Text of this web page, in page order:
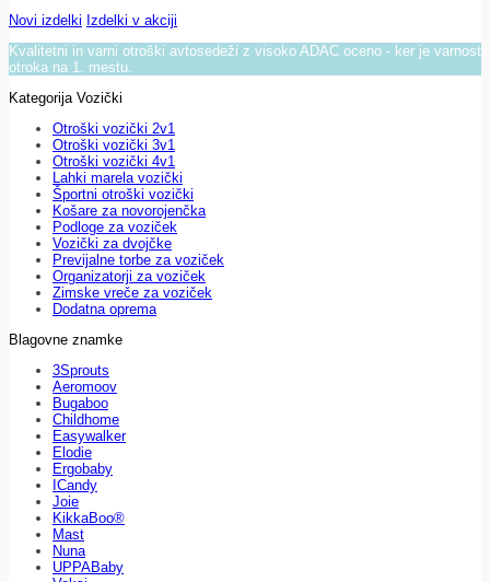
Novi izdelki Izdelki v akciji
Kvalitetni in varni otroški avtosedeži z visoko ADAC oceno - ker je varnost
otroka na 1. mestu.
Kategorija Vozički
Otroški vozički 2v1
Otroški vozički 3v1
Otroški vozički 4v1
Lahki marela vozički
Športni otroški vozički
Košare za novorojenčka
Podloge za voziček
Vozički za dvojčke
Previjalne torbe za voziček
Organizatorji za voziček
Zimske vreče za voziček
Dodatna oprema
Blagovne znamke
3Sprouts
Aeromoov
Bugaboo
Childhome
Easywalker
Elodie
Ergobaby
ICandy
Joie
KikkaBoo®
Mast
Nuna
UPPABaby